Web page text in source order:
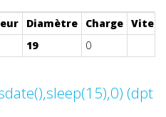
Diamètre Charge
19 0
(dpt